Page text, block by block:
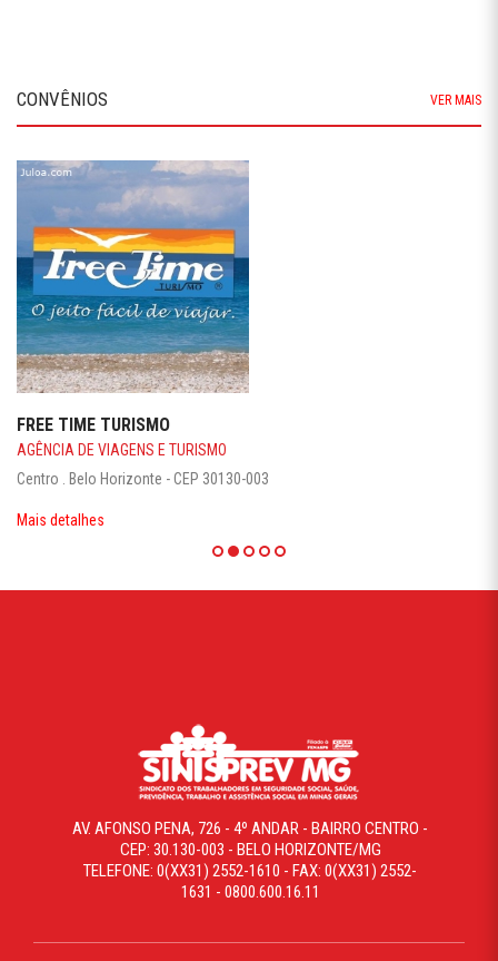
CONVÊNIOS VER MAIS
FREE TIME TURISMO
AGÊNCIA DE VIAGENS E TURISMO
Centro . Belo Horizonte - CEP 30130-003
Mais detalhes
AV. AFONSO PENA, 726 - 4º ANDAR - BAIRRO CENTRO -
CEP: 30.130-003 - BELO HORIZONTE/MG
TELEFONE: 0(XX31) 2552-1610 - FAX: 0(XX31) 2552-
1631 - 0800.600.16.11